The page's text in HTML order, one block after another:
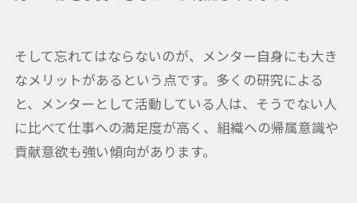
そして忘れてはならないのが、メンター自身にも大き
なメリットがあるという点です。多くの研究による
と、メンターとして活動している人は、そうでない人
に比べて仕事への満足度が高く、組織への帰属意識や
貢献意欲も強い傾向があります。